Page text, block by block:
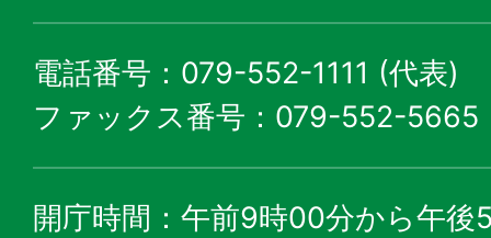
電話番号：079-552-1111 (代表)
ファックス番号：079-552-5665
開庁時間：午前9時00分から午後